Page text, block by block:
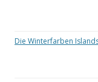
Die Winterfarben